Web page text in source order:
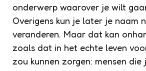
onderwerp waarover je wilt
Overigens kun je later je naam
veranderen. Maar dat kan
zoals dat in het echte leven
zou kunnen zorgen: mensen die